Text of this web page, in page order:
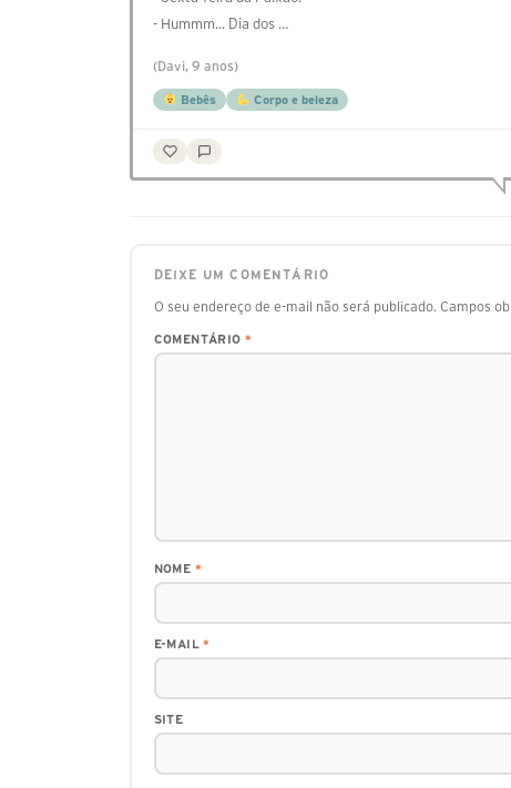
- Hummm... Dia dos …
(Davi, 9 anos)
Bebês Corpo e beleza
DEIXE UM COMENTÁRIO
O seu endereço de e-mail não será publicado. Campos
COMENTÁRIO *
NOME *
E-MAIL*
SITE